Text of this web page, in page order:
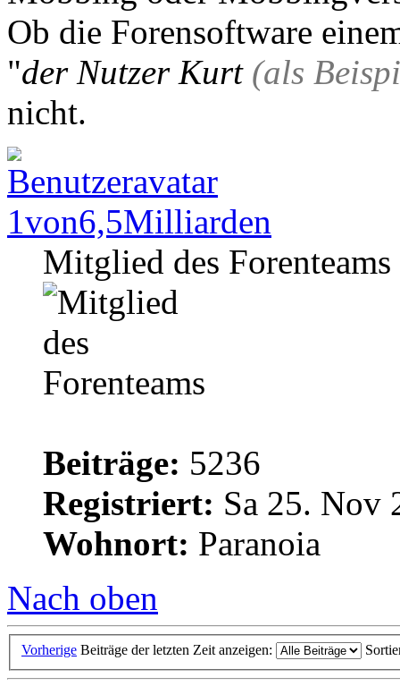
Ob die Forensoftware
"der Nutzer Kurt (als
nicht.
1von6,5Milliarden
Mitglied des Forenteams
Beiträge: 5236
Registriert: Sa 25. Nov
Wohnort: Paranoia
Nach oben
Vorherige Beiträge der letzten Zeit anzeigen: